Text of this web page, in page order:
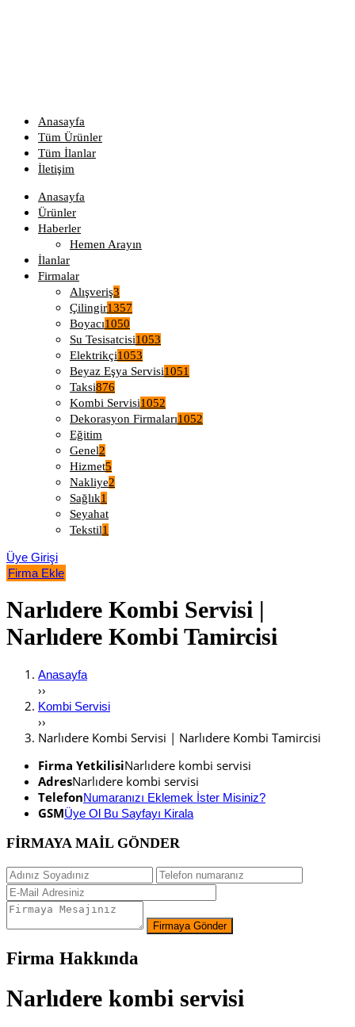
Anasayfa
Tüm Ürünler
Tüm İlanlar
İletişim
Anasayfa
Ürünler
Haberler
Hemen Arayın
İlanlar
Firmalar
Alışveriş3
Çilingir1357
Boyacı1050
Su Tesisatcisi1053
Elektrikçi1053
Beyaz Eşya Servisi1051
Taksi876
Kombi Servisi1052
Dekorasyon Firmaları1052
Eğitim
Genel2
Hizmet5
Nakliye2
Sağlık1
Seyahat
Tekstil1
Üye Girişi
Firma Ekle
Narlıdere Kombi Servisi |
Narlıdere Kombi Tamircisi
Anasayfa
››
Kombi Servisi
››
Narlıdere Kombi Servisi | Narlıdere Kombi Tamircisi
Firma YetkilisiNarlıdere kombi servisi
AdresNarlıdere kombi servisi
TelefonNumaranızı Eklemek İster Misiniz?
GSMÜye Ol Bu Sayfayı Kirala
FİRMAYA MAİL GÖNDER
Firma Hakkında
Narlıdere kombi servisi